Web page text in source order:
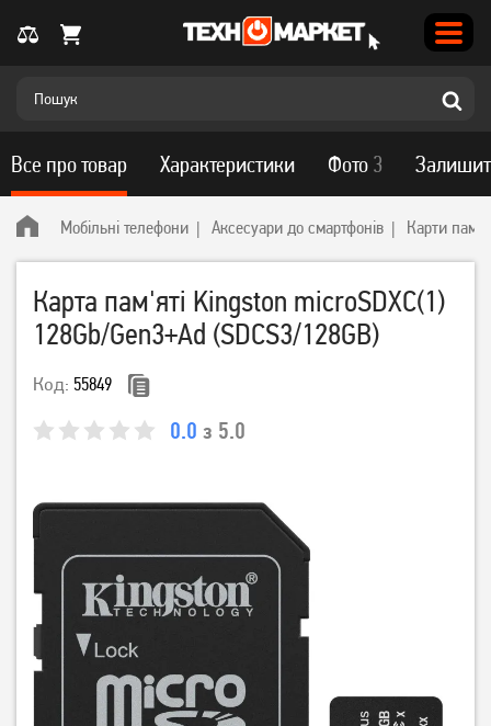
Мобільні телефони Аксесуари до смартфонів Карти
Карта пам'яті Kingston microSDXC(1)
128Gb/Gen3+Ad (SDCS3/128GB)
Код: 55849
0.0 з 5.0
Все про товар Характеристики Фото 3